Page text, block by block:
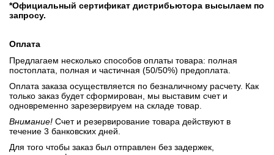
*Официальный сертификат дистрибьютора высылаем по
запросу.
Оплата
Предлагаем несколько способов оплаты товара: полная
постоплата, полная и частичная (50/50%) предоплата.
Оплата заказа осуществляется по безналичному расчету. Как
только заказ будет сформирован, мы выставим счет и
одновременно зарезервируем на складе товар.
Внимание! Счет и резервирование товара действуют в
течение 3 банковских дней.
Для того чтобы заказ был отправлен без задержек,